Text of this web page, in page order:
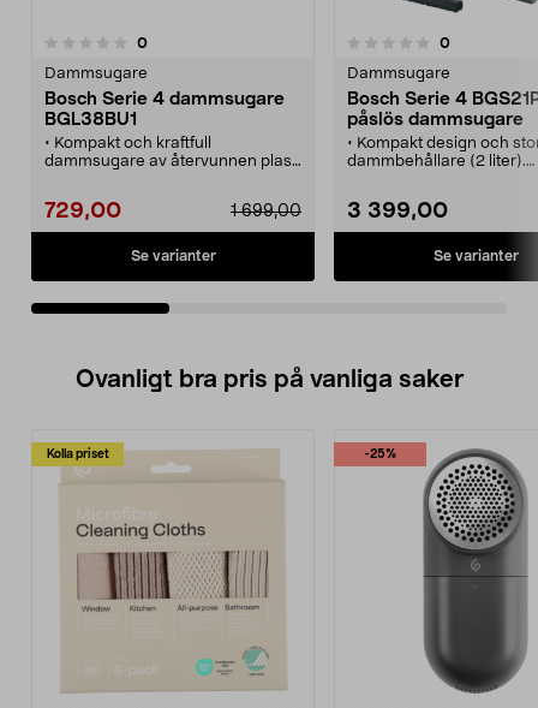
0recensioner
Dammsugare
Bosch Serie 4 dammsugare
BGL38BU1
• Kompakt och kraftfull
dammsugare av återvunnen plast.
• Bosch Serie 4 – allsidig
dammsugare.
• Producerad i Tyskland –
• Effektivt partikelfilter som kan
1 699,00
729,00
Se varianter
0.0 av 5 stjärnor 0recensioner
Dammsugare
Bosch Serie 4
påslös dammsugare
• Kompakt design och
dammbehållare (2 liter).
lägenheter och mindre
• 10 meters räckvidd och
ergonomiskt teleskoprör.
3 399,00
Se varianter
0.0 av 5 stjärnor
Ovanligt bra pris på vanliga saker
Kolla priset -25%